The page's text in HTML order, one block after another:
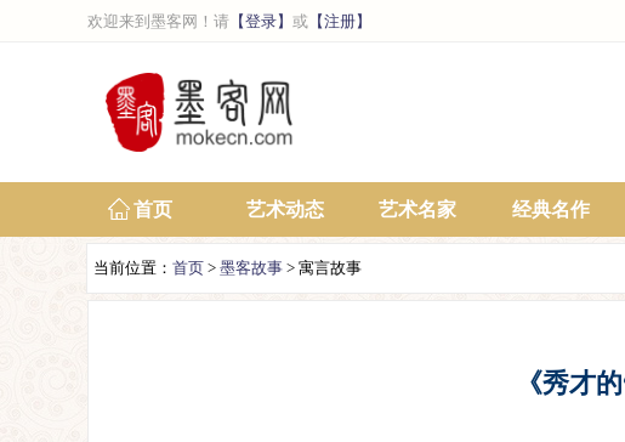
欢迎来到墨客网！请 【登录】 或 【注册】
首页 艺术动态 艺术名家 经典名作
当前位置： 首页 > 墨客故事 > 寓言故事
《秀才